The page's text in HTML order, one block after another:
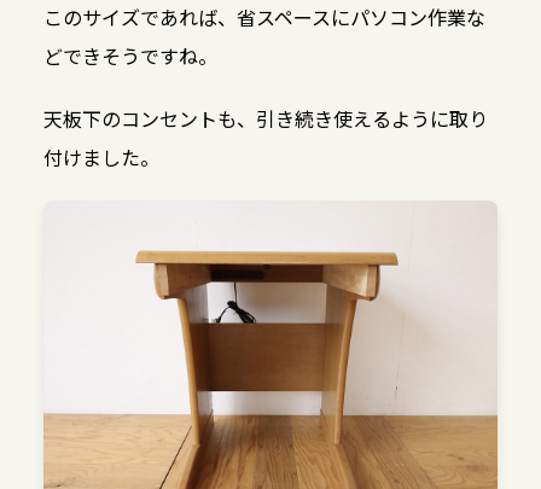
このサイズであれば、省スペースにパソコン作業な
どできそうですね。
天板下のコンセントも、引き続き使えるように取り
付けました。